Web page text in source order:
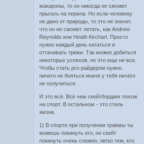
макароны, то он никогда не сможет
прыгать на перила. Но если человеку
не дано от природы, то это не значит,
что он не сможет летать, как Andrew
Reynolds или Heath Kirchart. Просто
нужно каждый день кататься и
оттачивать трюки. Так можно добиться
некоторых успехов, но это еще не все.
Чтобы стать pro-райдером нужно
ничего не бояться иначе у тебя ничего
не получиться.
И это всё. Всё чем скейтбординг похож
на спорт. В остальном - это стиль
жизни.
1) В спорте при получении травмы ты
можешь покинуть его, но скейт
покинуть очень сложно, легко тем, кто